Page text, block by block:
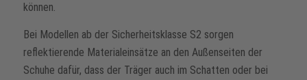
können.
Bei Modellen ab der Sicherheitsklasse S2 sorgen
reflektierende Materialeinsätze an den Außenseiten der
Schuhe dafür, dass der Träger auch im Schatten oder bei